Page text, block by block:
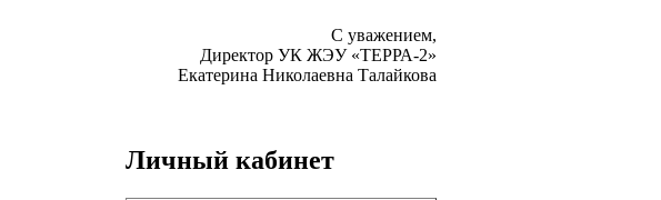
С уважением,
Директор УК ЖЭУ «ТЕРРА-2»
Екатерина Николаевна Талайкова
Личный кабинет